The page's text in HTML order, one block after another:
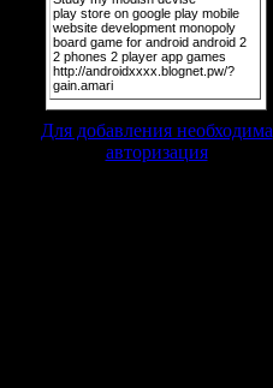
Для добавления необходима
авторизация